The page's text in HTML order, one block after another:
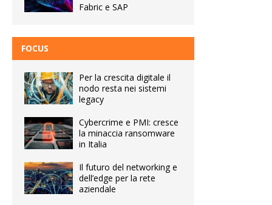
Fabric e SAP
FOCUS
Per la crescita digitale il
nodo resta nei sistemi
legacy
Cybercrime e PMI: cresce
la minaccia ransomware
in Italia
Il futuro del networking e
dell’edge per la rete
aziendale